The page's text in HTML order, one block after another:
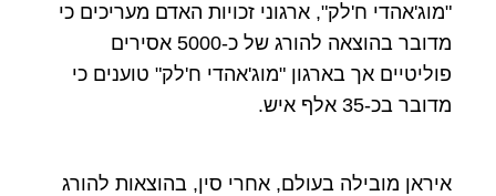
"מוג'אהדי ח'לק", ארגוני זכויות האדם מעריכים כי
מדובר בהוצאה להורג של כ-5000 אסירים
פוליטיים אך בארגון "מוג'אהדי ח'לק" טוענים כי
מדובר בכ-35 אלף איש.
איראן מובילה בעולם, אחרי סין, בהוצאות להורג